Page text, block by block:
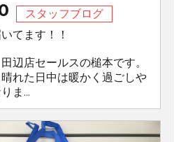
スタッフブログ
てます！！
辺店セールスの槌本です。
れた日中は暖かく過ごしや
ま...